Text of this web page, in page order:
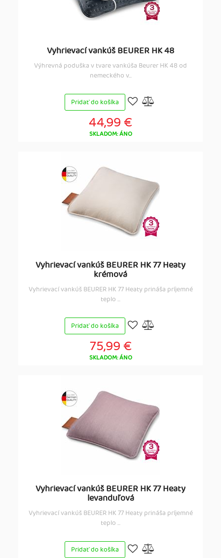
Vyhrievací vankúš BEURER HK 48
Výhrevná poduška v tvare vankúša Beurer HK 48 od
nemeckého v...
Pridať do košíka
44,99 €
SKLADOM: ÁNO
Vyhrievací vankúš BEURER HK 77 Heaty
krémová
Vyhrievací vankúš BEURER HK 77 Heaty prináša príjemné
teplo ...
Pridať do košíka
75,99 €
SKLADOM: ÁNO
Vyhrievací vankúš BEURER HK 77 Heaty
levanduľová
Vyhrievací vankúš BEURER HK 77 Heaty prináša príjemné
teplo ...
Pridať do košíka